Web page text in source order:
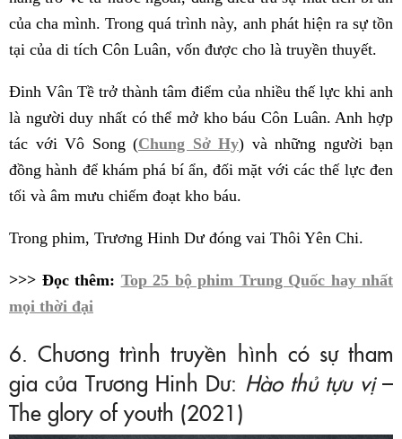
của cha mình. Trong quá trình này, anh phát hiện ra sự tồn
tại của di tích Côn Luân, vốn được cho là truyền thuyết.
Đinh Vân Tề trở thành tâm điểm của nhiều thế lực khi anh
là người duy nhất có thể mở kho báu Côn Luân. Anh hợp
tác với Vô Song (Chung Sở Hy) và những người bạn
đồng hành để khám phá bí ẩn, đối mặt với các thế lực đen
tối và âm mưu chiếm đoạt kho báu.
Trong phim, Trương Hinh Dư đóng vai Thôi Yên Chi.
>>> Đọc thêm: Top 25 bộ phim Trung Quốc hay nhất
mọi thời đại
6. Chương trình truyền hình có sự tham
gia của Trương Hinh Dư: Hào thủ tựu vị–
The glory of youth (2021)